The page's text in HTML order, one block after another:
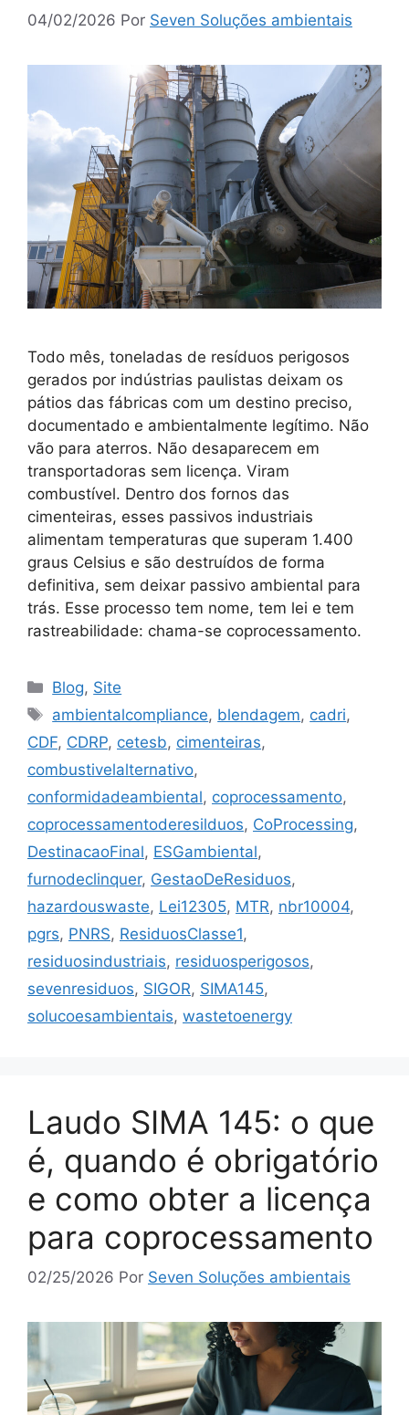
04/02/2026 Por Seven Soluções ambientais
Todo mês, toneladas de resíduos perigosos
gerados por indústrias paulistas deixam os
pátios das fábricas com um destino preciso,
documentado e ambientalmente legítimo. Não
vão para aterros. Não desaparecem em
transportadoras sem licença. Viram
combustível. Dentro dos fornos das
cimenteiras, esses passivos industriais
alimentam temperaturas que superam 1.400
graus Celsius e são destruídos de forma
definitiva, sem deixar passivo ambiental para
trás. Esse processo tem nome, tem lei e tem
rastreabilidade: chama-se coprocessamento.
Blog, Site
ambientalcompliance, blendagem, cadri,
CDF, CDRP, cetesb, cimenteiras,
combustivelalternativo,
conformidadeambiental, coprocessamento,
coprocessamentoderesilduos, CoProcessing,
DestinacaoFinal, ESGambiental,
furnodeclinquer, GestaoDeResiduos,
hazardouswaste, Lei12305, MTR, nbr10004,
pgrs, PNRS, ResiduosClasse1,
residuosindustriais, residuosperigosos,
sevenresiduos, SIGOR, SIMA145,
solucoesambientais, wastetoenergy
Laudo SIMA 145: o que
é, quando é obrigatório
e como obter a licença
para coprocessamento
02/25/2026 Por Seven Soluções ambientais